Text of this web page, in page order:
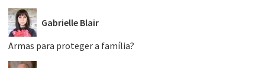
Gabrielle Blair
Armas para proteger a família?